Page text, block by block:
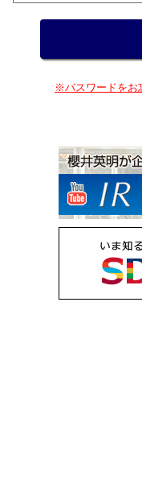
※パスワードをお